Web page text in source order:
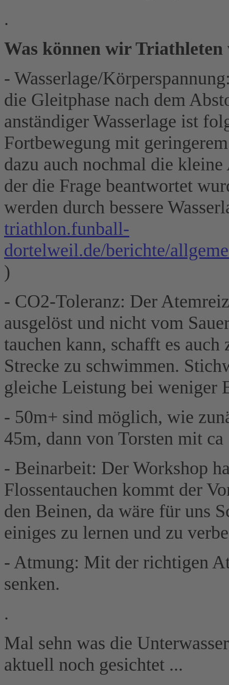
.
Was können wir Triathleten
- Wasserlage/
die Gleitphase nach dem
anständiger Wasserlage ist
Fortbewegung mit
dazu auch nochmal die
der die Frage beantwortet
werden durch bessere
triathlon.funball-
dortelweil.de/berichte/
)
- CO2-Toleranz: Der
ausgelöst und nicht vom
tauchen kann, schafft es
Strecke zu schwimmen.
gleiche Leistung bei weniger
- 50m+ sind möglich, wie
45m, dann von Torsten mit
- Beinarbeit: Der Workshop
Flossentauchen kommt der
den Beinen, da wäre für uns
einiges zu lernen und zu
- Atmung: Mit der richtigen
senken.
.
Mal sehn was die
aktuell noch gesichtet ...